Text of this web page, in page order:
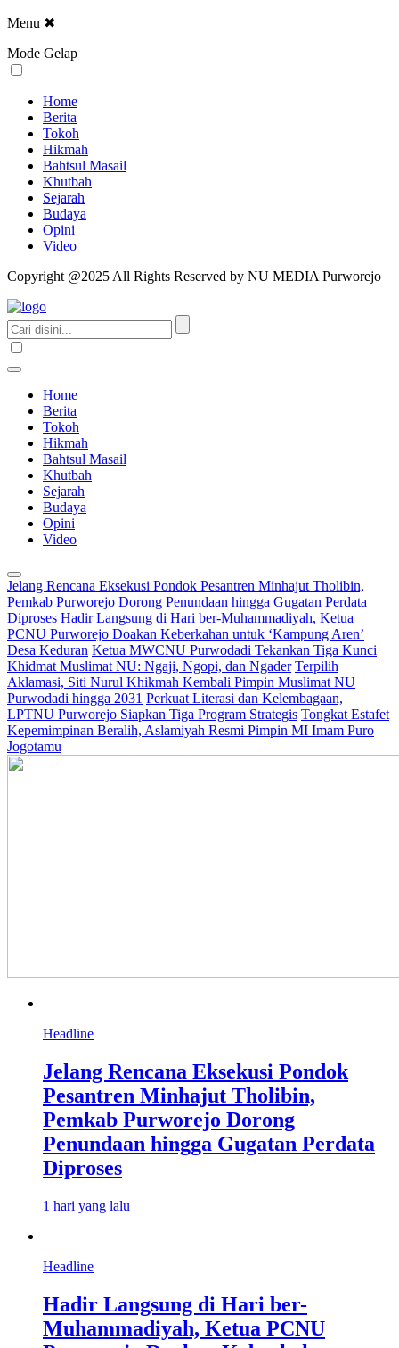
Menu ✖
Mode Gelap
Home
Berita
Tokoh
Hikmah
Bahtsul Masail
Khutbah
Sejarah
Budaya
Opini
Video
Copyright @2025 All Rights Reserved by NU MEDIA Purworejo
Home
Berita
Tokoh
Hikmah
Bahtsul Masail
Khutbah
Sejarah
Budaya
Opini
Video
Jelang Rencana Eksekusi Pondok Pesantren Minhajut Tholibin,
Pemkab Purworejo Dorong Penundaan hingga Gugatan Perdata
Diproses Hadir Langsung di Hari ber-Muhammadiyah, Ketua
PCNU Purworejo Doakan Keberkahan untuk ‘Kampung Aren’
Desa Keduran Ketua MWCNU Purwodadi Tekankan Tiga Kunci
Khidmat Muslimat NU: Ngaji, Ngopi, dan Ngader Terpilih
Aklamasi, Siti Nurul Khikmah Kembali Pimpin Muslimat NU
Purwodadi hingga 2031 Perkuat Literasi dan Kelembagaan,
LPTNU Purworejo Siapkan Tiga Program Strategis Tongkat Estafet
Kepemimpinan Beralih, Aslamiyah Resmi Pimpin MI Imam Puro
Jogotamu
Headline
Jelang Rencana Eksekusi Pondok
Pesantren Minhajut Tholibin,
Pemkab Purworejo Dorong
Penundaan hingga Gugatan Perdata
Diproses
1 hari yang lalu
Headline
Hadir Langsung di Hari ber-
Muhammadiyah, Ketua PCNU